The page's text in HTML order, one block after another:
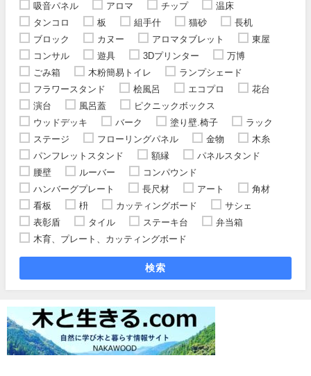
吸音パネル
アロマ チップ
温床
タンコロ
板 組手什 猫砂
長机
ブロック
カヌー アロマタブレット
東屋
コンサル
遊具 3Dプリンター
万博
ごみ箱
木粉簡易トイレ
ランプシェード
フラワースタンド
桧風呂 エコプロ
花台
演台
風呂蓋
ピクニックボックス
ウッドデッキ
バーク 塗り壁.椅子
ラック
ステージ
フローリングパネル 金物
木糸
パンフレットスタンド
額縁
パネルスタンド
腰壁
ルーバー
コンパウンド
ハンバーグプレート
長尺材 アート
角材
看板
枡 カッティングボード
サシェ
表彰盾
タイル ステーキ台
弁当箱
木育、プレート、カッティングボード
検索